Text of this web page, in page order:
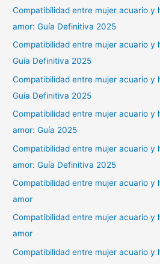
Compatibilidad entre mujer acuario y
amor: Guía Definitiva 2025
Compatibilidad entre mujer acuario y
Guía Definitiva 2025
Compatibilidad entre mujer acuario y
Guía Definitiva 2025
Compatibilidad entre mujer acuario y
amor: Guía 2025
Compatibilidad entre mujer acuario y
amor: Guía Definitiva 2025
Compatibilidad entre mujer acuario y
amor
Compatibilidad entre mujer acuario y
amor
Compatibilidad entre mujer acuario y